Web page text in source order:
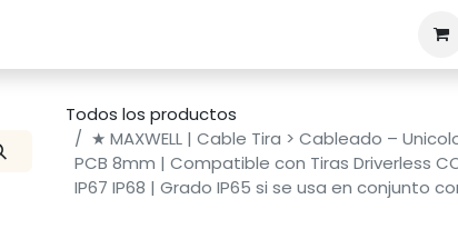
Todos los productos
★ MAXWELL | Cable Tira > Cableado –
PCB 8mm | Compatible con Tiras Driverless
IP67 IP68 | Grado IP65 si se usa en conjunto